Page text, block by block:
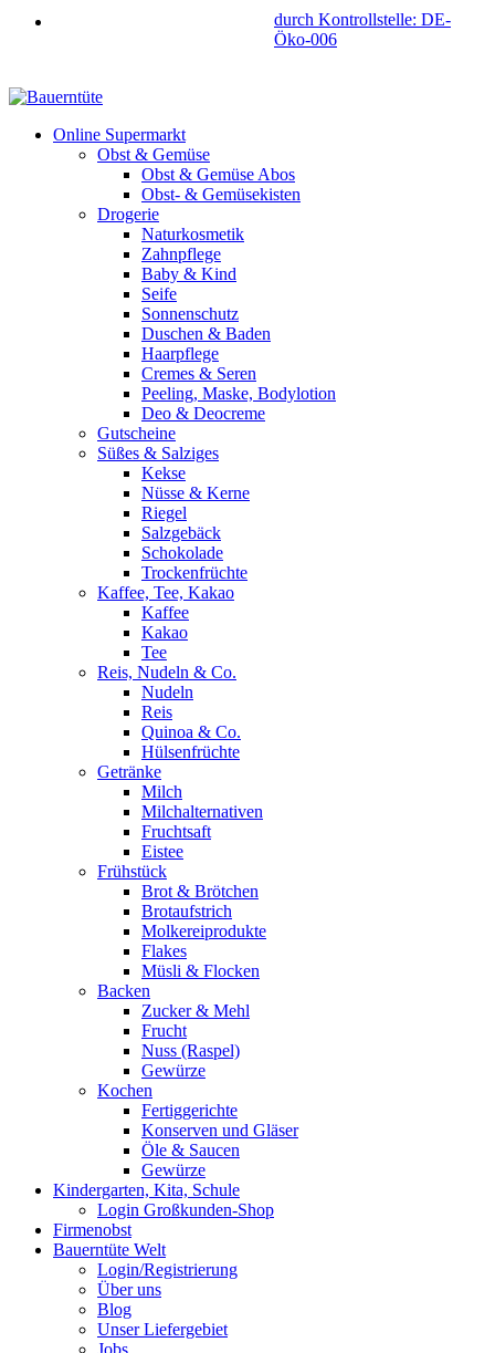
durch Kontrollstelle: DE-
Öko-006
Online Supermarkt
Obst & Gemüse
Obst & Gemüse Abos
Obst- & Gemüsekisten
Drogerie
Naturkosmetik
Zahnpflege
Baby & Kind
Seife
Sonnenschutz
Duschen & Baden
Haarpflege
Cremes & Seren
Peeling, Maske, Bodylotion
Deo & Deocreme
Gutscheine
Süßes & Salziges
Kekse
Nüsse & Kerne
Riegel
Salzgebäck
Schokolade
Trockenfrüchte
Kaffee, Tee, Kakao
Kaffee
Kakao
Tee
Reis, Nudeln & Co.
Nudeln
Reis
Quinoa & Co.
Hülsenfrüchte
Getränke
Milch
Milchalternativen
Fruchtsaft
Eistee
Frühstück
Brot & Brötchen
Brotaufstrich
Molkereiprodukte
Flakes
Müsli & Flocken
Backen
Zucker & Mehl
Frucht
Nuss (Raspel)
Gewürze
Kochen
Fertiggerichte
Konserven und Gläser
Öle & Saucen
Gewürze
Kindergarten, Kita, Schule
Login Großkunden-Shop
Firmenobst
Bauerntüte Welt
Login/Registrierung
Über uns
Blog
Unser Liefergebiet
Jobs